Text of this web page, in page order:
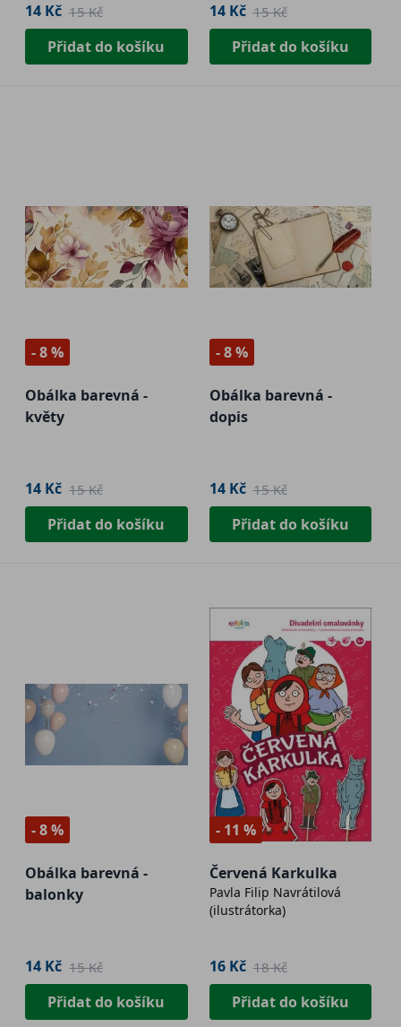
14 Kč 15 Kč
Přidat do košíku
14 Kč 15 Kč
Přidat do košíku
- 8 %
Obálka barevná -
květy
14 Kč 15 Kč
Přidat do košíku
- 8 %
Obálka barevná -
dopis
14 Kč 15 Kč
Přidat do košíku
- 8 %
Obálka barevná -
balonky
14 Kč 15 Kč
Přidat do košíku
- 11 %
Červená Karkulka
Pavla Filip Navrátilová
(ilustrátorka)
16 Kč 18 Kč
Přidat do košíku